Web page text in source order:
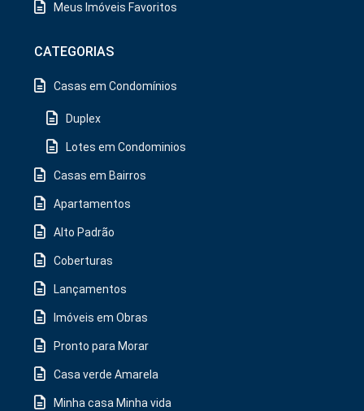
Meus Imóveis Favoritos
CATEGORIAS
Casas em Condomínios
Duplex
Lotes em Condominios
Casas em Bairros
Apartamentos
Alto Padrão
Coberturas
Lançamentos
Imóveis em Obras
Pronto para Morar
Casa verde Amarela
Minha casa Minha vida